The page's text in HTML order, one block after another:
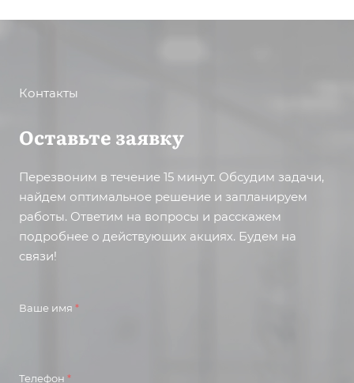
Контакты
Оставьте заявку
Перезвоним в течение 15 минут. Обсудим задачи,
найдем оптимальное решение и запланируем
работы. Ответим на вопросы и расскажем
подробнее о действующих акциях. Будем на
связи!
Ваше имя *
Телефон *